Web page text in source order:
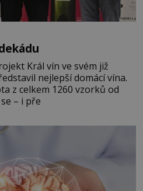
Král vín ve svém již
nejlepší domácí vína.
z celkem 1260 vzorků od
se – i pře